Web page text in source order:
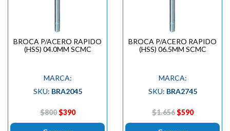
BROCA P/ACERO RAPIDO
(HSS) 04.0MM SCMC
MARCA:
SKU: BRA2045
$800 $390
BROCA P/ACERO RAPIDO
(HSS) 06.5MM SCMC
MARCA:
SKU: BRA2745
$1.656 $590